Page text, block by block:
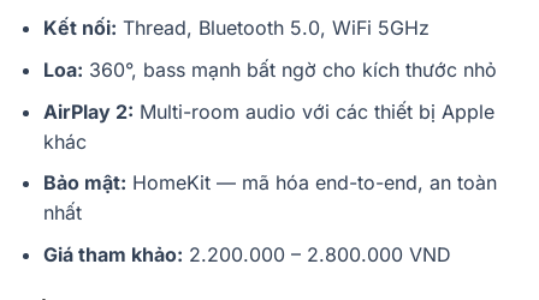
Kết nối: Thread, Bluetooth 5.0, WiFi 5GHz
Loa: 360°, bass mạnh bất ngờ cho kích thước nhỏ
AirPlay 2: Multi-room audio với các thiết bị Apple
khác
Bảo mật: HomeKit — mã hóa end-to-end, an toàn
nhất
Giá tham khảo: 2.200.000 – 2.800.000 VND